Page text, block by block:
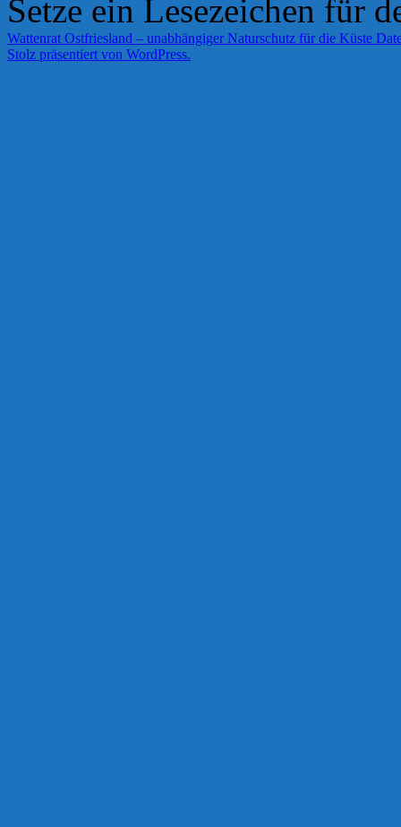
Setze ein Lesezeichen für
Wattenrat Ostfriesland – unabhängiger Naturschutz für die Küste
Stolz präsentiert von WordPress.